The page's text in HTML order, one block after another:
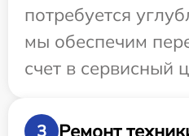
потребуется
мы обеспечим
счет в сервисный
3
Ремонт